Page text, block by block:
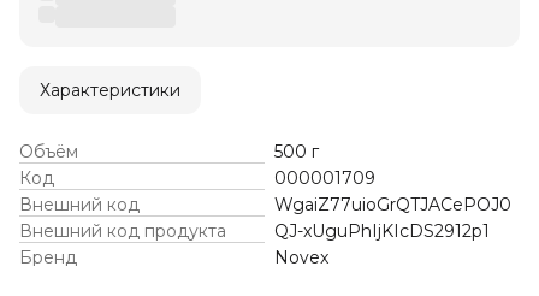
Характеристики
Объём
500 г
Код
000001709
Внешний код
WgaiZ77uioGrQTJACePOJ0
Внешний код продукта
QJ-xUguPhIjKIcDS2912p1
Бренд
Novex